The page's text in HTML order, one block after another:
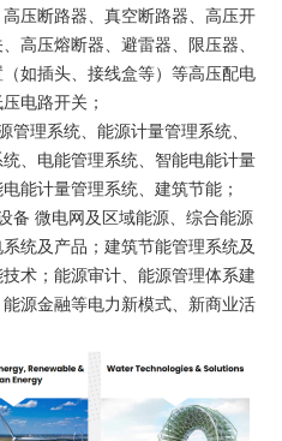
压断路器、真空断路器、高压开
高压熔断器、避雷器、限压器、
如插头、接线盒等）等高压配电
电路开关；
理系统、能源计量管理系统、
、电能管理系统、智能电能计量
能计量管理系统、建筑节能；
备 微电网及区域能源、综合能源
统及产品；建筑节能管理系统及
术；能源审计、能源管理体系建
源金融等电力新模式、新商业活